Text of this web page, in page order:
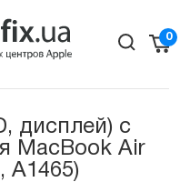
0
дисплей) с
MacBook Air
A1465)